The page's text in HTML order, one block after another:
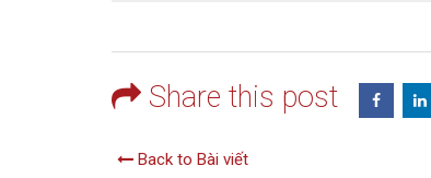
Share this post
Back to Bài viết